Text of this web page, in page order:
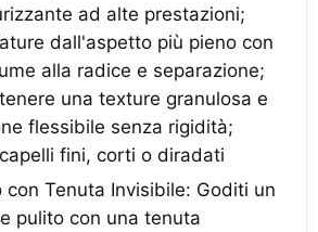
ad alte prestazioni;
dall'aspetto più pieno con
alla radice e separazione;
una texture granulosa e
flessibile senza rigidità;
fini, corti o diradati
con Tenuta Invisibile:​ Goditi un
pulito con una tenuta